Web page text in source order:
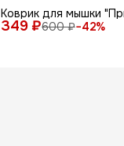
349 ₽600 ₽−42%
Коврик для мышки